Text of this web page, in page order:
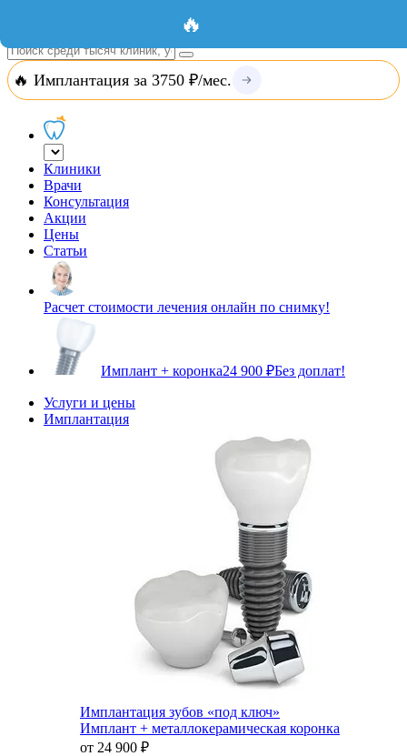
🔥 Имплантация за 3750 ₽/мес.
Клиники
Врачи
Консультация
Акции
Цены
Статьи
Расчет стоимости лечения онлайн по снимку!
Имплант + коронка24 900 ₽Без доплат!
Услуги и цены
Имплантация
Имплантация зубов «под ключ»
Имплант + металлокерамическая коронка
от 24 900 ₽
🔥